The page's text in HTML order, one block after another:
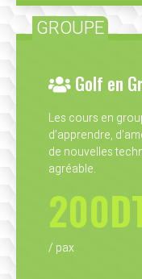
GROUPE
Golf en
Les cours en
d’apprendre,
de nouvelles
agréable.
/ pax